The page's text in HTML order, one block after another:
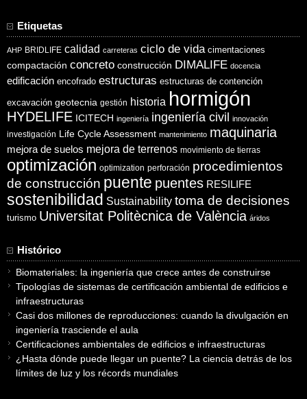
Etiquetas
AHP BRIDLIFE calidad carreteras ciclo de vida cimentaciones
compactación concreto construcción DIMALIFE docencia
edificación encofrado estructuras estructuras de contención
excavación geotecnia gestión historia hormigón
HYDELIFE ICITECH ingeniería ingeniería civil innovación
investigación Life Cycle Assessment mantenimiento maquinaria
mejora de suelos mejora de terrenos movimiento de tierras
optimización optimization perforación procedimientos
de construcción puente puentes RESILIFE
sostenibilidad Sustainability toma de decisiones
turismo Universitat Politècnica de València áridos
Histórico
Biomateriales: la ingeniería que crece antes de construirse
Tipologías de sistemas de certificación ambiental de edificios e
infraestructuras
Casi dos millones de reproducciones: cuando la divulgación en
ingeniería trasciende el aula
Certificaciones ambientales de edificios e infraestructuras
¿Hasta dónde puede llegar un puente? La ciencia detrás de los
límites de luz y los récords mundiales